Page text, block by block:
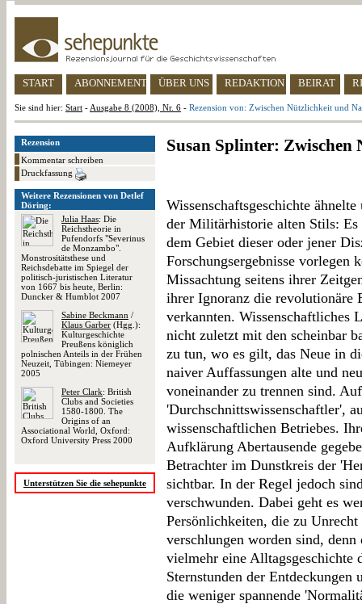
START ABONNEMENT ÜBER UNS REDAKTION BEIRAT
Sie sind hier: Start - Ausgabe 8 (2008), Nr. 6 - Rezension von: Zwischen Nützlichkeit und
Rezension
Kommentar schreiben
Druckfassung
Weitere Rezensionen von Detlef
Döring:
Julia Haas: Die
Reichstheorie in
Pufendorfs "Severinus
de Monzambo".
Monstrositätsthese und
Reichsdebatte im Spiegel der
politisch-juristischen Literatur
von 1667 bis heute, Berlin:
Duncker & Humblot 2007
Sabine Beckmann /
Klaus Garber (Hgg.):
Kulturgeschichte
Preußens königlich
polnischen Anteils in der Frühen
Neuzeit, Tübingen: Niemeyer
2005
Peter Clark: British
Clubs and Societies
1580-1800. The
Origins of an
Associational World, Oxford:
Oxford University Press 2000
Unterstützen Sie die sehepunkte
Susan Splinter:
Wissenschaftsgeschichte
der Militärhistorie alten Stils:
dem Gebiet dieser oder jener
Forschungsergebnisse vorlegen
Missachtung seitens ihrer
ihrer Ignoranz die revolutionäre
verkannten. Wissenschaftliches
nicht zuletzt mit den scheinbar
zu tun, wo es gilt, das Neue in
naiver Auffassungen alte und
voneinander zu trennen sind.
'Durchschnittswissenschaftler',
wissenschaftlichen Betriebes.
Aufklärung Abertausende
Betrachter im Dunstkreis der
sichtbar. In der Regel jedoch
verschwunden. Dabei geht es
Persönlichkeiten, die zu
verschlungen worden sind,
vielmehr eine Alltagsgeschichte
Sternstunden der Entdeckungen
die weniger spannende